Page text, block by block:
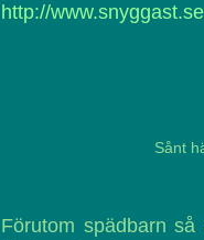
http://www.snyggast.se
Sånt
Förutom spädbarn